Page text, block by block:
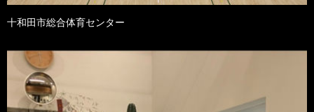
十和田市総合体育センター